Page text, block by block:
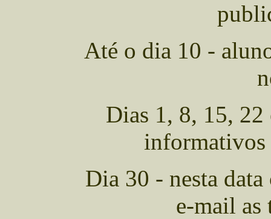
Até o dia 10 -
Dias 1, 8, 15, 22
informativos
Dia 30 - nesta
e-mail as